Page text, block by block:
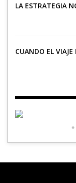
LA ESTRATEGIA
CUANDO EL VIAJE